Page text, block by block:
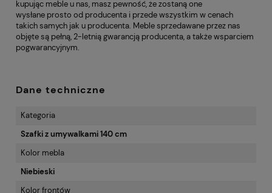
kupując meble u nas, masz pewność, że zostaną one
wysłane prosto od producenta i przede wszystkim w cenach
takich samych jak u producenta. Meble sprzedawane przez nas
objęte są pełną, 2-letnią gwarancją producenta, a także wsparciem
pogwarancyjnym.
Dane techniczne
Kategoria
Szafki z umywalkami 140 cm
Kolor mebla
Niebieski
Kolor frontów